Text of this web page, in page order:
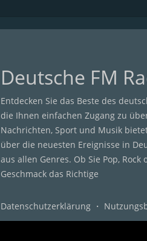
Deutsche FM
Entdecken Sie das Beste des
die Ihnen einfachen Zugang zu
Nachrichten, Sport und Musik
über die neuesten Ereignisse in
aus allen Genres. Ob Sie Pop,
Geschmack das Richtige
Datenschutzerklärung ・